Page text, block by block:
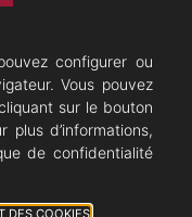
configurer ou
Vous pouvez
sur le bouton
d’informations,
de confidentialité
DES COOKIES